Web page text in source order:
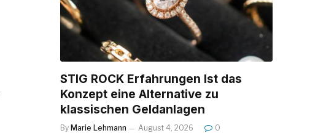
STIG ROCK Erfahrungen Ist das
Konzept eine Alternative zu
klassischen Geldanlagen
By Marie Lehmann August 4, 2026 0